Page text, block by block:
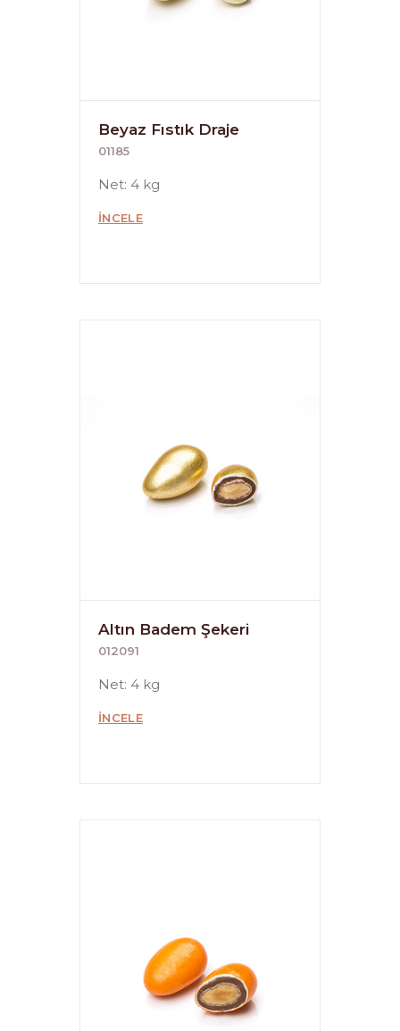
Beyaz Fıstık Draje
01185
Net: 4 kg
İNCELE
Altın Badem Şekeri
012091
Net: 4 kg
İNCELE